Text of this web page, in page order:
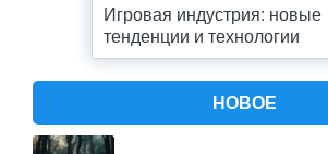
Игровая индустрия: новые
тенденции и технологии
НОВОЕ